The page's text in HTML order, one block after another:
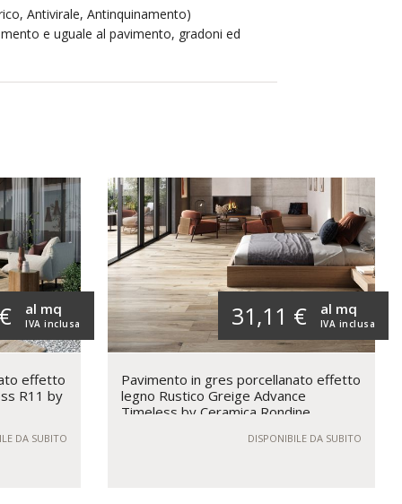
Antivirale, Antinquinamento)
e uguale al pavimento, gradoni ed
IVA inclusa
al mq
effetto
R11 by
DA SUBITO
31,11 € IVA inclusa
al mq
Pavimento in gres porcellanato effetto
legno Rustico Greige Advance
Timeless by Ceramica Rondine
DISPONIBILE DA SUBITO